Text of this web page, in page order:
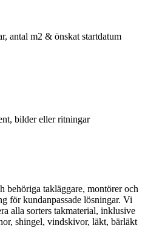
antal m2 & önskat startdatum
bilder eller ritningar
behöriga takläggare, montörer och
för kundanpassade lösningar. Vi
alla sorters takmaterial, inklusive
shingel, vindskivor, läkt, bärläkt